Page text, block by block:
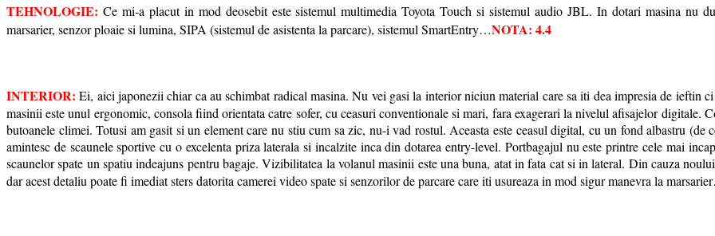
TEHNOLOGIE: Ce mi-a placut in mod deosebit este sistemul multimedia Toyota Touch si sistemul audio JBL. In dotari masina nu
marsarier, senzor ploaie si lumina, SIPA (sistemul de asistenta la parcare), sistemul SmartEntry…NOTA: 4.4
INTERIOR:Ei, aici japonezii chiar ca au schimbat radical masina. Nu vei gasi la interior niciun material care sa iti dea impresia de
masinii este unul ergonomic, consola fiind orientata catre sofer, cu ceasuri conventionale si mari, fara exagerari la nivelul afisajelor digitale.
butoanele climei. Totusi am gasit si un element care nu stiu cum sa zic, nu-i vad rostul. Aceasta este ceasul digital, cu un fond albastru
amintesc de scaunele sportive cu o excelenta priza laterala si incalzite inca din dotarea entry-level. Portbagajul nu este printre cele mai
scaunelor spate un spatiu indeajuns pentru bagaje. Vizibilitatea la volanul masinii este una buna, atat in fata cat si in lateral. Din cauza
dar acest detaliu poate fi imediat sters datorita camerei video spate si senzorilor de parcare care iti usureaza in mod sigur manevra la